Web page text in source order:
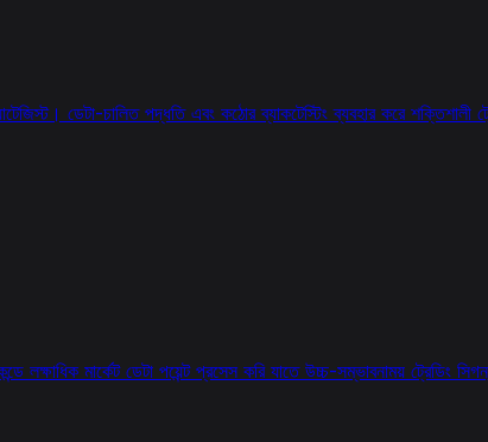
ডেটা-চালিত পদ্ধতি এবং কঠোর ব্যাকটেস্টিং ব্যবহার করে শক্তিশালী
লক্ষাধিক মার্কেট ডেটা পয়েন্ট প্রসেস করি যাতে উচ্চ-সম্ভাবনাময় ট্রেডিং